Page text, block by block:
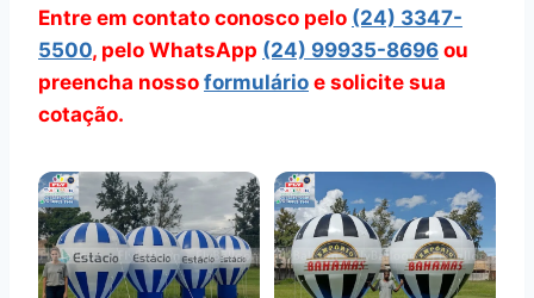
Entre em contato conosco pelo (24) 3347-
5500, pelo WhatsApp (24) 99935-8696 ou
preencha nosso formulário e solicite sua
cotação.